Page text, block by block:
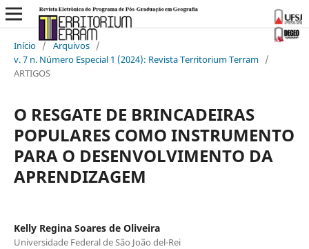
Início / Arquivos /
v. 7 n. Número Especial 1 (2024): Revista Territorium Terram /
ARTIGOS
O RESGATE DE BRINCADEIRAS
POPULARES COMO INSTRUMENTO
PARA O DESENVOLVIMENTO DA
APRENDIZAGEM
Kelly Regina Soares de Oliveira
Universidade Federal de São João del-Rei